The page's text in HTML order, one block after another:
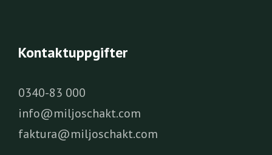
Kontaktuppgifter
0340-83 000
info@miljoschakt.com
faktura@miljoschakt.com